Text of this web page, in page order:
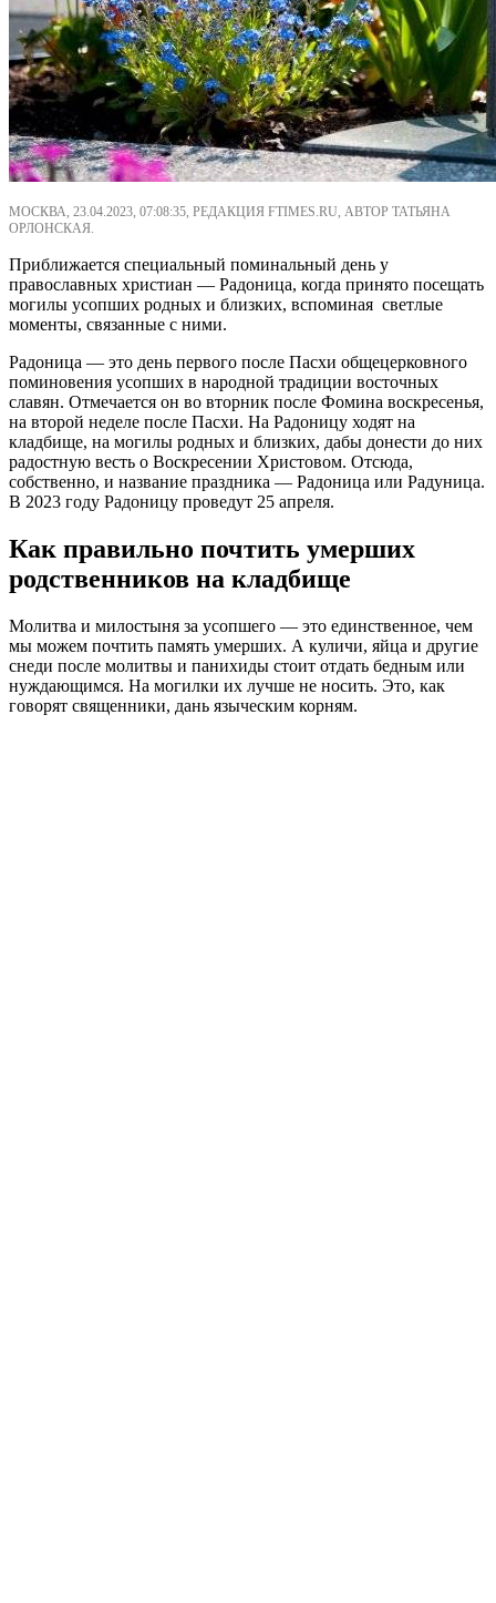
МОСКВА, 23.04.2023, 07:08:35, РЕДАКЦИЯ FTIMES.RU, АВТОР ТАТЬЯНА
ОРЛОНСКАЯ.
Приближается специальный поминальный день у
православных христиан — Радоница, когда принято посещать
могилы усопших родных и близких, вспоминая светлые
моменты, связанные с ними.
Радоница — это день первого после Пасхи общецерковного
поминовения усопших в народной традиции восточных
славян. Отмечается он во вторник после Фомина воскресенья,
на второй неделе после Пасхи. На Радоницу ходят на
кладбище, на могилы родных и близких, дабы донести до них
радостную весть о Воскресении Христовом. Отсюда,
собственно, и название праздника — Радоница или Радуница.
В 2023 году Радоницу проведут 25 апреля.
Как правильно почтить умерших
родственников на кладбище
Молитва и милостыня за усопшего — это единственное, чем
мы можем почтить память умерших. А куличи, яйца и другие
снеди после молитвы и панихиды стоит отдать бедным или
нуждающимся. На могилки их лучше не носить. Это, как
говорят священники, дань языческим корням.